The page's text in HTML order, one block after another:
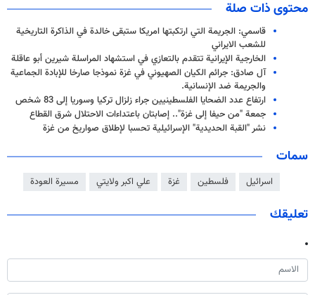
محتوى ذات صلة
قاسمي: الجريمة التي ارتكبتها امريكا ستبقى خالدة في الذاكرة التاريخية
للشعب الايراني
الخارجية الإيرانية تتقدم بالتعازي في استشهاد المراسلة شيرين أبو عاقلة
آل صادق: جرائم الكيان الصهيوني في غزة نموذجا صارخا للإبادة الجماعية
والجريمة ضد الإنسانية.
ارتفاع عدد الضحايا الفلسطينيين جراء زلزال تركيا وسوريا إلى 83 شخص
جمعة "من حيفا إلى غزة".. إصابتان باعتداءات الاحتلال شرق القطاع
نشر "القبة الحديدية" الإسرائيلية تحسبا لإطلاق صواريخ من غزة
سمات
اسرائيل فلسطين غزة علي اكبر ولايتي مسيرة العودة
تعليقك